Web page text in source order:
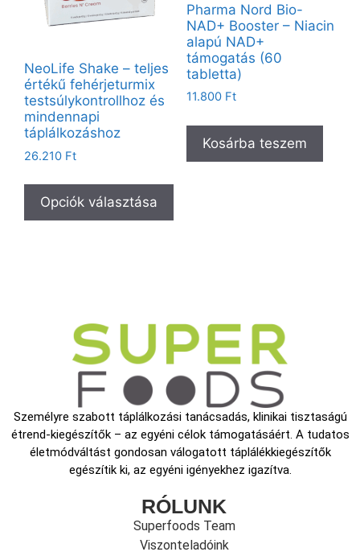
NeoLife Shake – teljes
értékű fehérjeturmix
testsúlykontrollhoz és
mindennapi
táplálkozáshoz
26.210 Ft
Opciók választása
Pharma Nord Bio-
NAD+ Booster – Niacin
alapú NAD+
támogatás (60
tabletta)
11.800 Ft
Kosárba teszem
Személyre szabott táplálkozási tanácsadás, klinikai tisztaságú
étrend-kiegészítők – az egyéni célok támogatásáért. A tudatos
életmódváltást gondosan válogatott táplálékkiegészítők
egészítik ki, az egyéni igényekhez igazítva.
RÓLUNK
Superfoods Team
Viszonteladóink